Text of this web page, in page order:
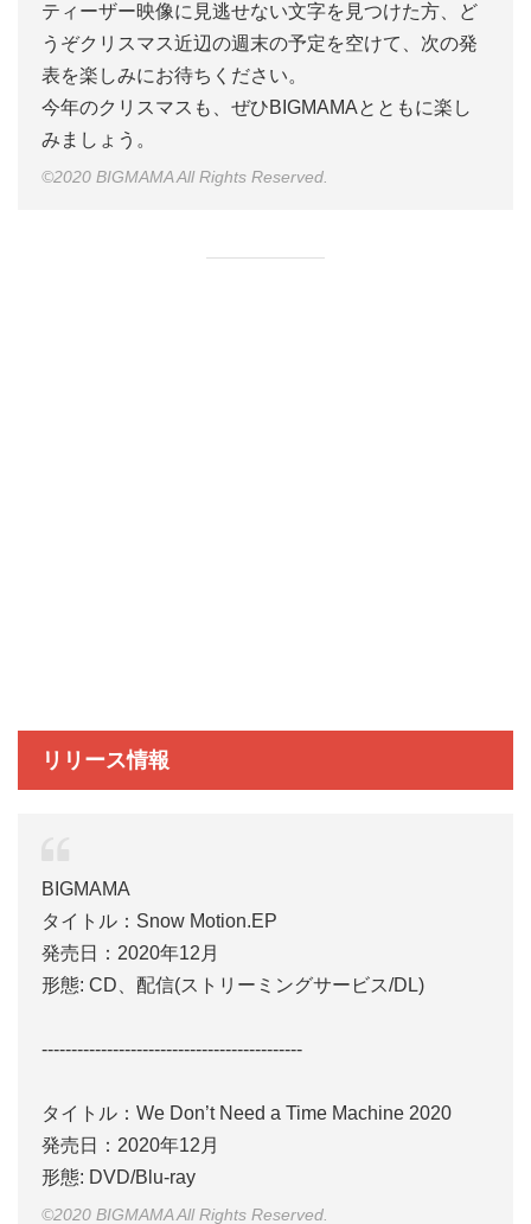
ティーザー映像に見逃せない文字を見つけた方、ど
うぞクリスマス近辺の週末の予定を空けて、次の発
表を楽しみにお待ちください。
今年のクリスマスも、ぜひBIGMAMAとともに楽し
みましょう。
©2020 BIGMAMA All Rights Reserved.
リリース情報
BIGMAMA
タイトル：Snow Motion.EP
発売日：2020年12月
形態: CD、配信(ストリーミングサービス/DL)
--------------------------------------------
タイトル：We Don’t Need a Time Machine 2020
発売日：2020年12月
形態: DVD/Blu-ray
©2020 BIGMAMA All Rights Reserved.